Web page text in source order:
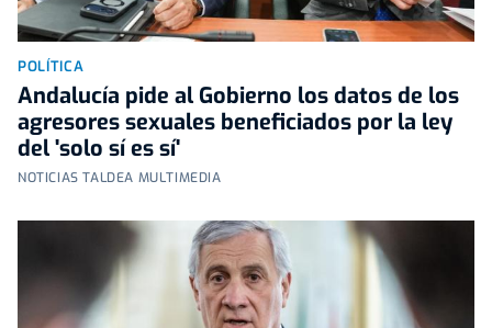
POLÍTICA
Andalucía pide al Gobierno los datos de los
agresores sexuales beneficiados por la ley
del 'solo sí es sí'
NOTICIAS TALDEA MULTIMEDIA